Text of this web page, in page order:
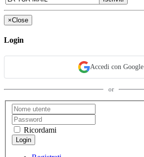
×Close
Login
Accedi con Google
or
Ricordami